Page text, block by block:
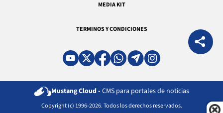
MEDIA KIT
TERMINOS Y CONDICIONES
Mustang Cloud - CMS para portales de noticias
Copyright (c) 1996-2026. Todos los derechos reservados.